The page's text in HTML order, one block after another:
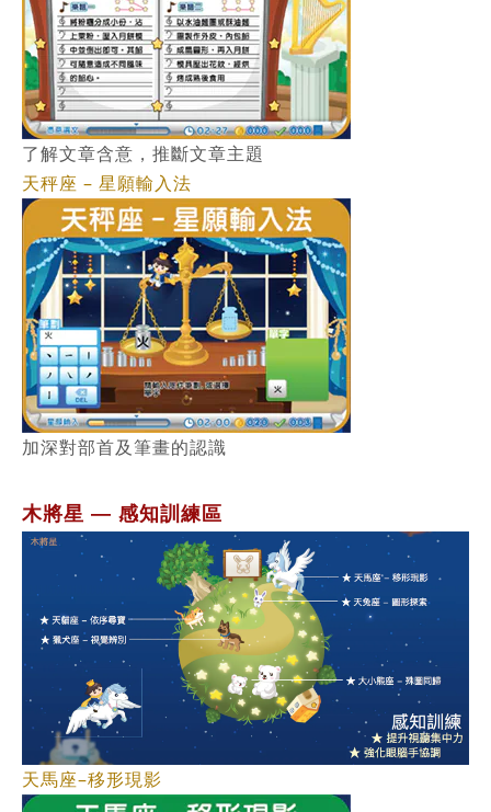
了解文章含意，推斷文章主題
天秤座 – 星願輸入法
加深對部首及筆畫的認識
木將星 — 感知訓練區
天馬座–移形現影